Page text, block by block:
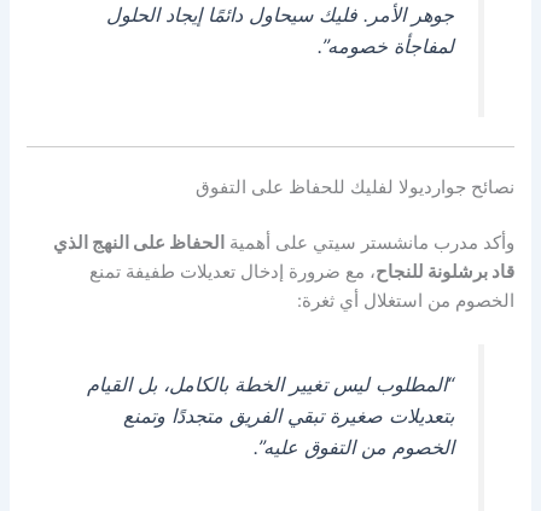
جوهر الأمر. فليك سيحاول دائمًا إيجاد الحلول
لمفاجأة خصومه”.
نصائح جوارديولا لفليك للحفاظ على التفوق
وأكد مدرب مانشستر سيتي على أهمية الحفاظ على النهج الذي
قاد برشلونة للنجاح، مع ضرورة إدخال تعديلات طفيفة تمنع
الخصوم من استغلال أي ثغرة:
“المطلوب ليس تغيير الخطة بالكامل، بل القيام
بتعديلات صغيرة تبقي الفريق متجددًا وتمنع
الخصوم من التفوق عليه”.